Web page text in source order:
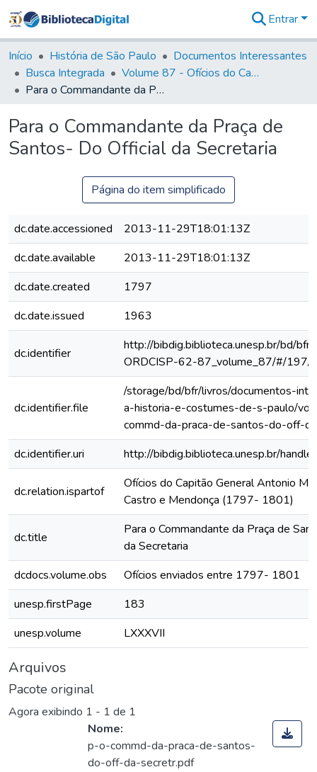
&
Coleções
Tudo na
Biblioteca
Estatísticas
Entrar
Início História de São Paulo
Documentos Interessantes
Busca Integrada
Volume 87 - Ofícios do Capitão General Antonio Manoel de Melo Castro e Mendonça (1797- 1801)
Para o Commandante da Praça de Santos- Do Official da Secretaria
Para o Commandante da Praça de
Santos- Do Official da Secretaria
Página do item simplificado
dc.date.accessioned
2013-11-29T18:01:13Z
dc.date.available
2013-11-29T18:01:13Z
dc.date.created
1797
dc.date.issued
1963
dc.identifier
http://bibdig.biblioteca.unesp.br/bd/
ORDCISP-62-87_volume_87/#/197/
dc.identifier.file
/storage/bd/bfr/livros/documentos-
a-historia-e-costumes-de-s-paulo/
commd-da-praca-de-santos-do-off-
dc.identifier.uri
http://bibdig.biblioteca.unesp.br/
dc.relation.ispartof
Ofícios do Capitão General Antonio
Castro e Mendonça (1797- 1801)
dc.title
Para o Commandante da Praça de
da Secretaria
dcdocs.volume.obs
Ofícios enviados entre 1797- 1801
unesp.firstPage
183
unesp.volume
LXXXVII
Arquivos
Pacote original
Agora exibindo 1 - 1 de 1
Nome:
p-o-commd-da-praca-de-santos-
do-off-da-secretr.pdf